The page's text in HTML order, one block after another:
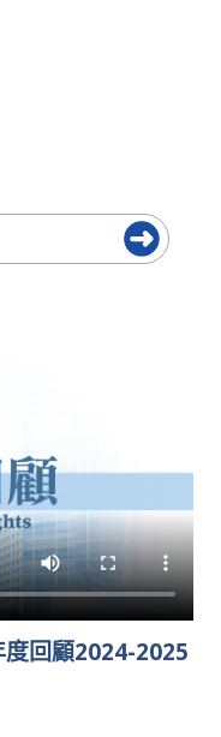
回顧2024-2025